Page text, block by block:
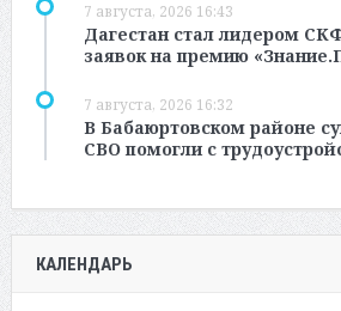
7 августа, 2026 16:43
Дагестан стал лидером
заявок на премию
7 августа, 2026 16:32
В Бабаюртовском районе
СВО помогли с
КАЛЕНДАРЬ